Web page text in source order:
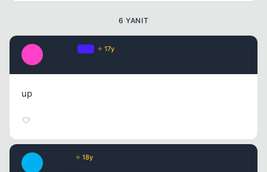
6 YANIT
⭐ 17y
up
⭐ 18y